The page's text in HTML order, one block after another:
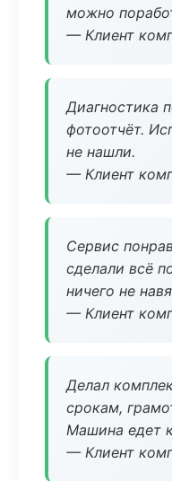
можно
— Клиент
Диагностика
фотоотчёт.
не нашли.
— Клиент
Сервис
сделали всё
ничего не
— Клиент
Делал
срокам,
Машина едет
— Клиент